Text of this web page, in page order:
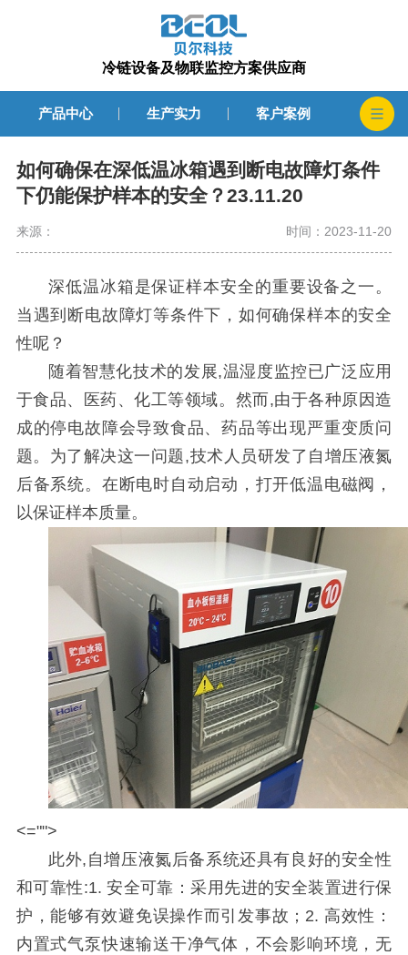
冷链设备及物联监控方案供应商
产品中心 生产实力 客户案例
如何确保在深低温冰箱遇到断电故障灯条件
下仍能保护样本的安全？23.11.20
来源： 时间：2023-11-20
深低温冰箱是保证样本安全的重要设备之一。
当遇到断电故障灯等条件下，如何确保样本的安全
性呢？
随着智慧化技术的发展,温湿度监控已广泛应用
于食品、医药、化工等领域。然而,由于各种原因造
成的停电故障会导致食品、药品等出现严重变质问
题。为了解决这一问题,技术人员研发了自增压液氮
后备系统。在断电时自动启动，打开低温电磁阀，
以保证样本质量。
<="">
此外,自增压液氮后备系统还具有良好的安全性
和可靠性:1. 安全可靠：采用先进的安全装置进行保
护，能够有效避免误操作而引发事故；2. 高效性：
内置式气泵快速输送干净气体，不会影响环境，无